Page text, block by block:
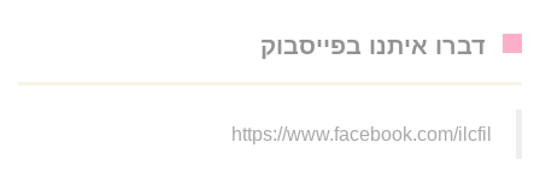
דברו איתנו בפייסבוק
https://www.facebook.com/ilcfil